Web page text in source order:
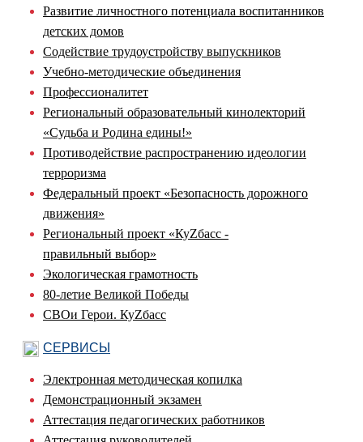
Развитие личностного потенциала воспитанников
детских домов
Содействие трудоустройству выпускников
Учебно-методические объединения
Профессионалитет
Региональный образовательный кинолекторий
«Судьба и Родина едины!»
Противодействие распространению идеологии
терроризма
Федеральный проект «Безопасность дорожного
движения»
Региональный проект «КуZбасс -
правильный выбор»
Экологическая грамотность
80-летие Великой Победы
СВОи Герои. КуZбасс
СЕРВИСЫ
Электронная методическая копилка
Демонстрационный экзамен
Аттестация педагогических работников